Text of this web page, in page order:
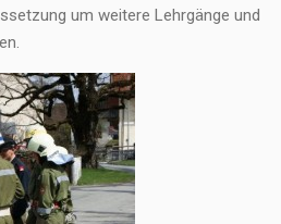
um weitere Lehrgänge und